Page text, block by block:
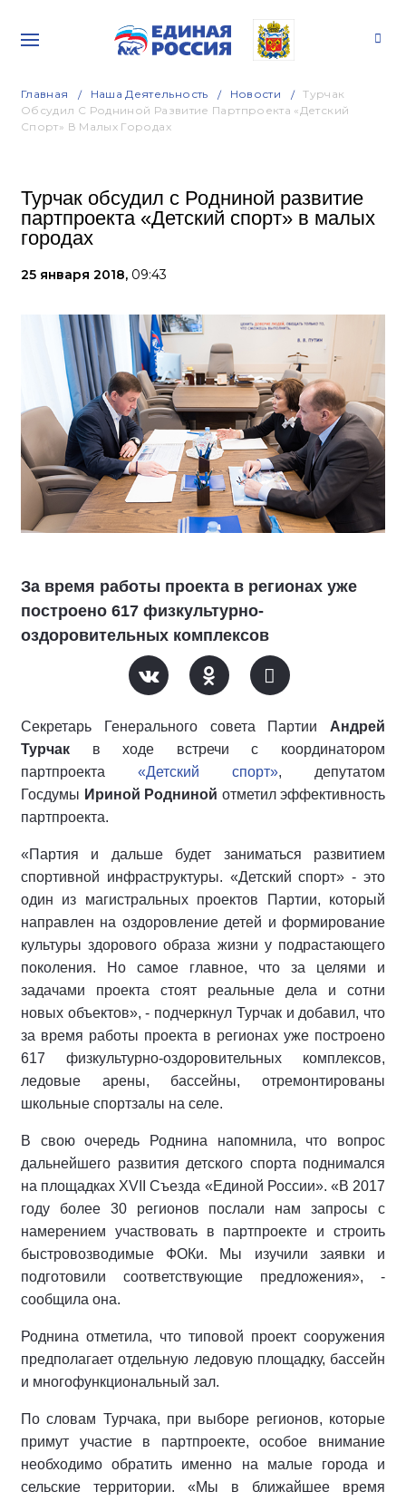
Главная Наша Деятельность Новости
Турчак
Обсудил С Родниной Развитие Партпроекта «Детский
Спорт» В Малых Городах
Турчак обсудил с Родниной развитие
партпроекта «Детский спорт» в малых
городах
25 января 2018, 09:43
За время работы проекта в регионах уже
построено 617 физкультурно-
оздоровительных комплексов
Секретарь Генерального совета Партии Андрей
Турчак в ходе встречи с координатором
партпроекта «Детский спорт», депутатом
Госдумы Ириной Родниной отметил эффективность
партпроекта.
«Партия и дальше будет заниматься развитием
спортивной инфраструктуры. «Детский спорт» - это
один из магистральных проектов Партии, который
направлен на оздоровление детей и формирование
культуры здорового образа жизни у подрастающего
поколения. Но самое главное, что за целями и
задачами проекта стоят реальные дела и сотни
новых объектов», - подчеркнул Турчак и добавил, что
за время работы проекта в регионах уже построено
617 физкультурно-оздоровительных комплексов,
ледовые арены, бассейны, отремонтированы
школьные спортзалы на селе.
В свою очередь Роднина напомнила, что вопрос
дальнейшего развития детского спорта поднимался
на площадках XVII Съезда «Единой России». «В 2017
году более 30 регионов послали нам запросы с
намерением участвовать в партпроекте и строить
быстровозводимые ФОКи. Мы изучили заявки и
подготовили соответствующие предложения», -
сообщила она.
Роднина отметила, что типовой проект сооружения
предполагает отдельную ледовую площадку, бассейн
и многофункциональный зал.
По словам Турчака, при выборе регионов, которые
примут участие в партпроекте, особое внимание
необходимо обратить именно на малые города и
сельские территории. «Мы в ближайшее время